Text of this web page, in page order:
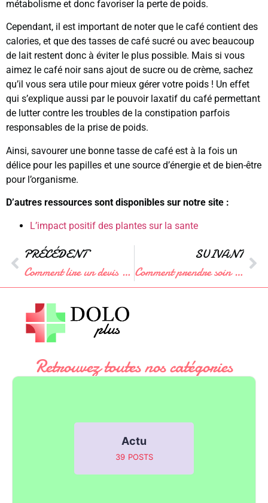
métabolisme et donc favoriser la perte de poids.
Cependant, il est important de noter que le café contient des
calories, et que des tasses de café sucré ou avec beaucoup
de lait restent donc à éviter le plus possible. Mais si vous
aimez le café noir sans ajout de sucre ou de crème, sachez
qu’il vous sera utile pour mieux gérer votre poids ! Un effet
qui s’explique aussi par le pouvoir laxatif du café permettant
de lutter contre les troubles de la constipation parfois
responsables de la prise de poids.
Ainsi, savourer une bonne tasse de café est à la fois un
délice pour les papilles et une source d’énergie et de bien-être
pour l’organisme.
D’autres ressources sont disponibles sur notre site :
L’impact positif des plantes sur la sante
PRÉCÉDENT
Comment lire un devis mutuelle et comprendre les informations qu’il contient ?
SUIVANT
Comment prendre soin de son visage ?
Retrouvez toutes nos catégories
Actu
39 POSTS